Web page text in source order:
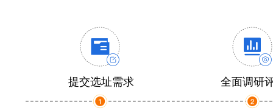
提交选址需求 全面调研